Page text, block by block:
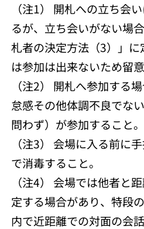
（注1） 開札への立ち会
るが、立ち会いがない場
札者の決定方法（3）」
は参加は出来ないため留意
（注2） 開札へ参加する
怠感その他体調不良でな
問わず）が参加すること。
（注3） 会場に入る前に
で消毒すること。
（注4） 会場では他者と
定する場合があり、特段
内で近距離での対面の会